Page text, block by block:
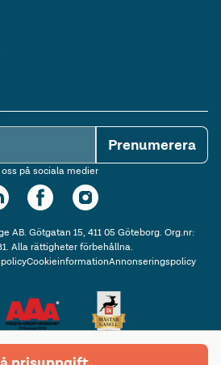
Prenumerera
oss på sociala medier
AB. Götgatan 15, 411 05 Göteborg. Org.nr:
Alla rättigheter förbehållna.
CookieinformationAnnonseringspolicy